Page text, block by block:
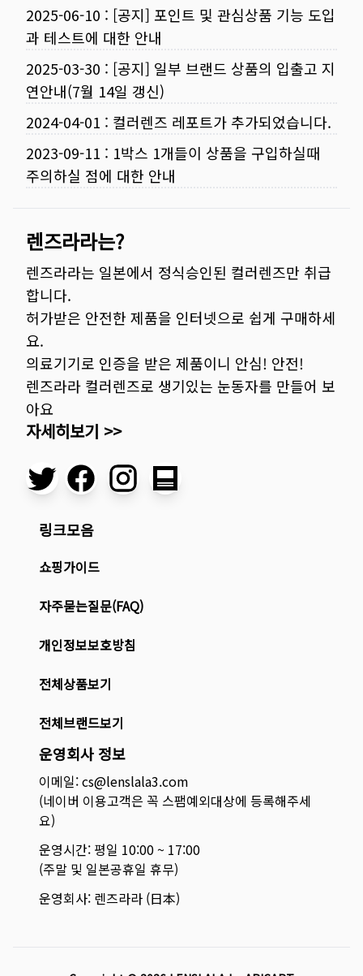
2025-06-10 : [공지] 포인트 및 관심상품 기능 도입
과 테스트에 대한 안내
2025-03-30 : [공지] 일부 브랜드 상품의 입출고 지
연안내(7월 14일 갱신)
2024-04-01 : 컬러렌즈 레포트가 추가되었습니다.
2023-09-11 : 1박스 1개들이 상품을 구입하실때
주의하실 점에 대한 안내
렌즈라라는?
렌즈라라는 일본에서 정식승인된 컬러렌즈만 취급
합니다.
허가받은 안전한 제품을 인터넷으로 쉽게 구매하세
요.
의료기기로 인증을 받은 제품이니 안심! 안전!
렌즈라라 컬러렌즈로 생기있는 눈동자를 만들어 보
아요
자세히보기 >>
링크모음
쇼핑가이드
자주묻는질문(FAQ)
개인정보보호방침
전체상품보기
전체브랜드보기
운영회사 정보
이메일: cs@lenslala3.com
(네이버 이용고객은 꼭 스팸예외대상에 등록해주세
요)
운영시간: 평일 10:00 ~ 17:00
(주말 및 일본공휴일 휴무)
운영회사: 렌즈라라 (日本)